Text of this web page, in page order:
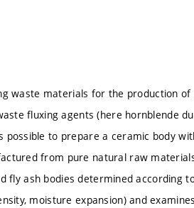
waste materials for the production
fluxing agents (here hornblende
to prepare a ceramic body
from pure natural raw
ash bodies determined according
moisture expansion) and